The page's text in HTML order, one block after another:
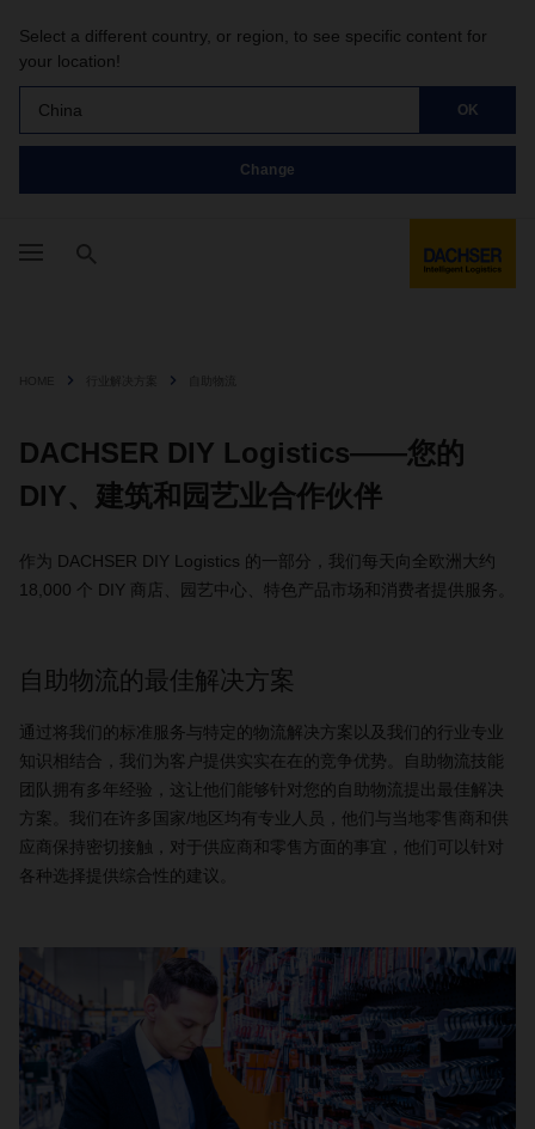
Select a different country, or region, to see specific content for
your location!
China OK
Change
HOME
DACHSER DIY Logistics——您的
DIY、建筑和园艺业合作伙伴
作为 DACHSER DIY Logistics 的一部分，我们每天向全欧洲大约
18,000 个 DIY 商店、园艺中心、特色产品市场和消费者提供服务。
自助物流的最佳解决方案
通过将我们的标准服务与特定的物流解决方案以及我们的行业专业
知识相结合，我们为客户提供实实在在的竞争优势。自助物流技能
团队拥有多年经验，这让他们能够针对您的自助物流提出最佳解决
方案。我们在许多国家/地区均有专业人员，他们与当地零售商和供
应商保持密切接触，对于供应商和零售方面的事宜，他们可以针对
各种选择提供综合性的建议。